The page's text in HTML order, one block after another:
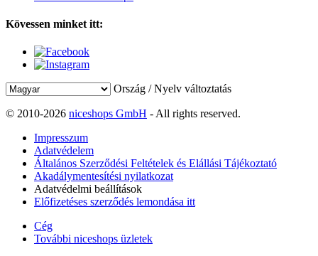
Kövessen minket itt:
Ország / Nyelv változtatás
© 2010-2026 niceshops GmbH - All rights reserved.
Impresszum
Adatvédelem
Általános Szerződési Feltételek és Elállási Tájékoztató
Akadálymentesítési nyilatkozat
Adatvédelmi beállítások
Előfizetéses szerződés lemondása itt
Cég
További niceshops üzletek